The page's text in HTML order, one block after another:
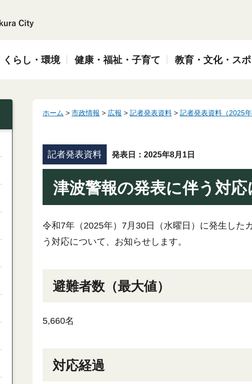
くらし・環境 健康・福祉・子育て 教育・文化・ス
ホーム > 市政情報 > 広報 > 記者発表資料 > 記者発表資料（2025年
記者発表資料 発表日：2025年8月1日
津波警報の発表に伴う対応
令和7年（2025年）7月30日（水曜日）に発生した
う対応について、お知らせします。
避難者数（最大値）
5,660名
対応経過